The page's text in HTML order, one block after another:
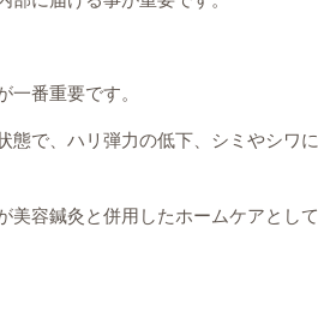
番重要です。
態で、ハリ弾力の低下、シミやシワに
美容鍼灸と併用したホームケアとして